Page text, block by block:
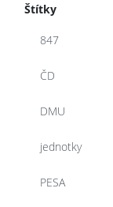
Štítky
847
ČD
DMU
jednotky
PESA